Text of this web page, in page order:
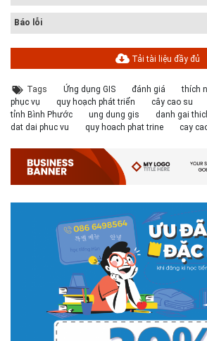
Báo lỗi
Tải tài liệu đầy đủ
Tags Ứng dụng GIS đánh giá thích
phục vụ
quy hoạch phát triển cây cao su
tỉnh Bình Phước
ung dung gis
danh gai
dat dai phuc vu
quy hoach phat trine cay
# 05.04.2025 | 17:16
Tuyển sinh 2025, Khoa kỹ thuật hạ tầng
- Đại học Kiến trúc...
Thông tin tuyển sinh đại học 2025 Khoa kỹ
đô thị - Đại học Kiến trúc Hà Nội Tuyển sinh đại
gian đào tạo 4,5 năm
# 05.04.2020 | 20:30